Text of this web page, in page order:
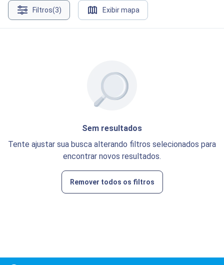
Filtros(3) Exibir mapa
Sem resultados
Tente ajustar sua busca alterando filtros selecionados para
encontrar novos resultados.
Remover todos os filtros